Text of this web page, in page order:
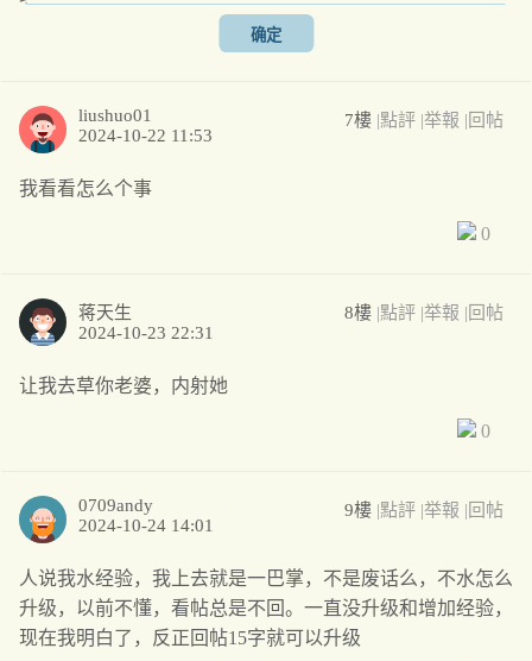
7樓 |點評 |举報 |回帖
liushuo01
2024-10-22 11:53
我看看怎么个事
0
8樓 |點評 |举報 |回帖
蒋天生
2024-10-23 22:31
让我去草你老婆，内射她
0
9樓 |點評 |举報 |回帖
0709andy
2024-10-24 14:01
人说我水经验，我上去就是一巴掌，不是废话么，不水怎么
升级，以前不懂，看帖总是不回。一直没升级和增加经验，
现在我明白了，反正回帖15字就可以升级
确定